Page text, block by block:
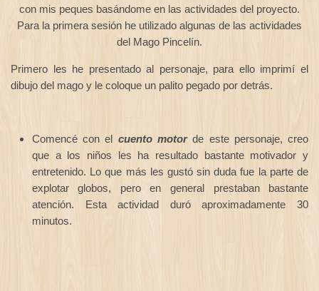
con mis peques basándome en las actividades del proyecto.
Para la primera sesión he utilizado algunas de las actividades
del Mago Pincelín.
Primero les he presentado al personaje, para ello imprimí el
dibujo del mago y le coloque un palito pegado por detrás.
Comencé con el cuento motorde este personaje, creo
que a los niños les ha resultado bastante motivador y
entretenido. Lo que más les gustó sin duda fue la parte de
explotar globos, pero en general prestaban bastante
atención. Esta actividad duró aproximadamente 30
minutos.